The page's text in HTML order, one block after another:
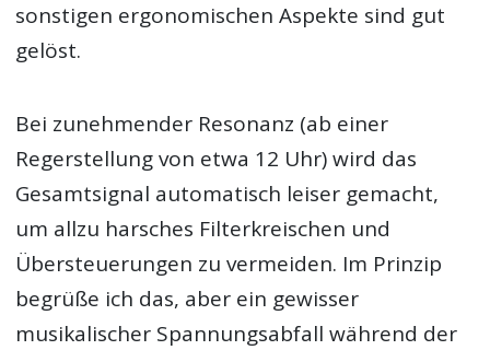
sonstigen ergonomischen Aspekte sind gut
gelöst.
Bei zunehmender Resonanz (ab einer
Regerstellung von etwa 12 Uhr) wird das
Gesamtsignal automatisch leiser gemacht,
um allzu harsches Filterkreischen und
Übersteuerungen zu vermeiden. Im Prinzip
begrüße ich das, aber ein gewisser
musikalischer Spannungsabfall während der